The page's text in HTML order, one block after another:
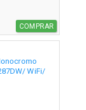
COMPRAR
WiFi/